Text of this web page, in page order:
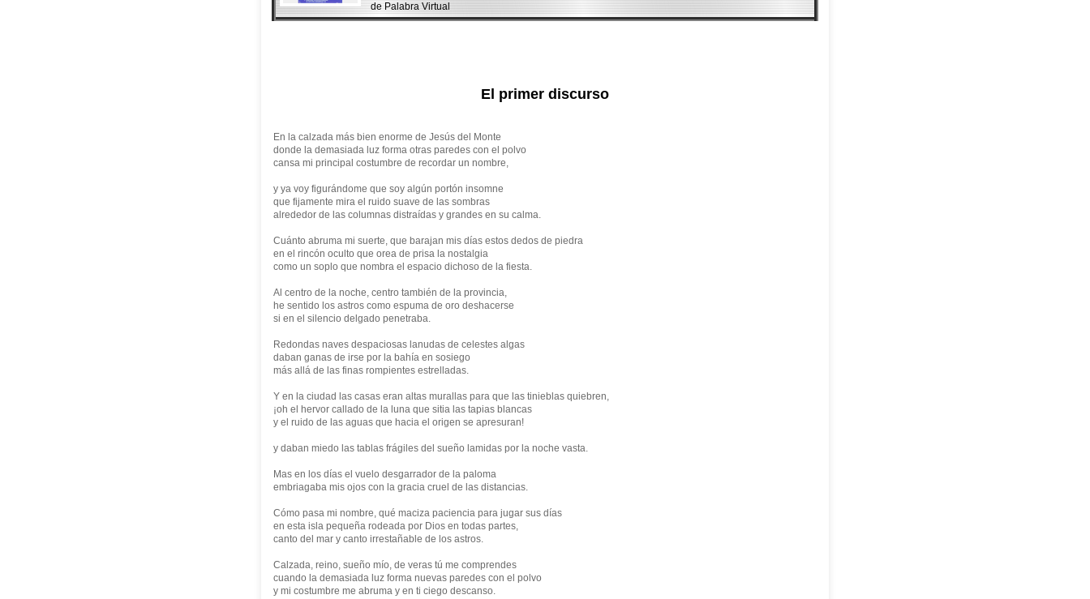
de Palabra Virtual
El primer discurso
En la calzada más bien enorme de Jesús del Monte
donde la demasiada luz forma otras paredes con el polvo
cansa mi principal costumbre de recordar un nombre,
y ya voy figurándome que soy algún portón insomne
que fijamente mira el ruido suave de las sombras
alrededor de las columnas distraídas y grandes en su calma.
Cuánto abruma mi suerte, que barajan mis días estos dedos de piedra
en el rincón oculto que orea de prisa la nostalgia
como un soplo que nombra el espacio dichoso de la fiesta.
Al centro de la noche, centro también de la provincia,
he sentido los astros como espuma de oro deshacerse
si en el silencio delgado penetraba.
Redondas naves despaciosas lanudas de celestes algas
daban ganas de irse por la bahía en sosiego
más allá de las finas rompientes estrelladas.
Y en la ciudad las casas eran altas murallas para que las tinieblas quiebren,
¡oh el hervor callado de la luna que sitia las tapias blancas
y el ruido de las aguas que hacia el origen se apresuran!
y daban miedo las tablas frágiles del sueño lamidas por la noche vasta.
Mas en los días el vuelo desgarrador de la paloma
embriagaba mis ojos con la gracia cruel de las distancias.
Cómo pasa mi nombre, qué maciza paciencia para jugar sus días
en esta isla pequeña rodeada por Dios en todas partes,
canto del mar y canto irrestañable de los astros.
Calzada, reino, sueño mío, de veras tú me comprendes
cuando la demasiada luz forma nuevas paredes con el polvo
y mi costumbre me abruma y en ti ciego descanso.